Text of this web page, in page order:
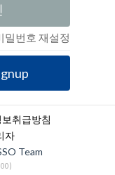
밀번호 재설정
취급방침
자
Team